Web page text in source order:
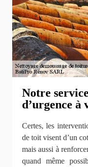
Notre
d’urgence à
Certes, les
de toit visent d’un
mais aussi à
quand même